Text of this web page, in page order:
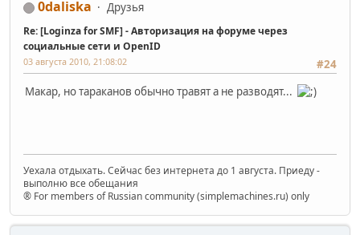
0daliska Друзья
Re: [Loginza for SMF] - Авторизация на форуме через
социальные сети и OpenID
#24
03 августа 2010, 21:08:02
Макар, но тараканов обычно травят а не разводят...
Уехала отдыхать. Сейчас без интернета до 1 августа. Приеду -
выполню все обещания
® For members of Russian community (simplemachines.ru) only